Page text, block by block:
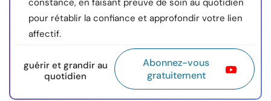
constance, en faisant preuve de soin au quotidien
pour rétablir la confiance et approfondir votre lien
affectif.
guérir et grandir au
quotidien
Abonnez-vous
gratuitement